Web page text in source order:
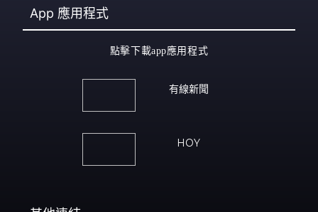
App 應用程式
點擊下載app應用程式
有線新聞
HOY